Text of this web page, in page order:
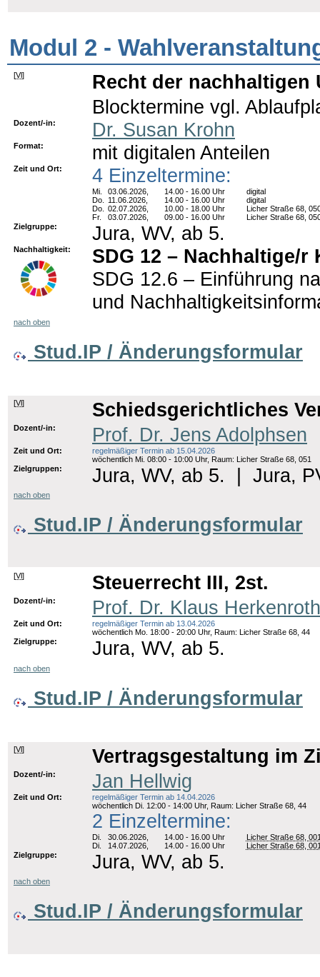
Modul 2 -
[Vl]
Recht der nachhaltigen
Blocktermine vgl.
Dozent/-in: Dr. Susan Krohn
Format: mit digitalen Anteilen
Zeit und Ort: 4 Einzeltermine:
Mi. 03.06.2026, 14.00 - 16.00 Uhr
digital
Do.
11.06.2026, 14.00 - 16.00 Uhr
digital
Do.
02.07.2026, 10.00 - 18.00 Uhr
Licher Straße 68,
Fr.
03.07.2026, 09.00 - 16.00 Uhr
Licher Straße 68,
Zielgruppe:
Jura, WV, ab 5.
Nachhaltigkeit:
SDG 12 – Nachhaltige/
SDG 12.6 – Einführung
und
nach oben
Stud.IP / Änderungsformular
[Vl] Schiedsgerichtliches
Dozent/-in: Prof. Dr. Jens Adolphsen
Zeit und Ort:
regelmäßiger Termin ab 15.04.2026
wöchentlich Mi. 08:00 - 10:00 Uhr, Raum: Licher Straße 68, 051
Zielgruppen:
Jura, WV, ab 5. | Jura,
nach oben
Stud.IP / Änderungsformular
[Vl] Steuerrecht III, 2st.
Dozent/-in: Prof. Dr. Klaus
Zeit und Ort:
regelmäßiger Termin ab 13.04.2026
wöchentlich Mo. 18:00 - 20:00 Uhr, Raum: Licher Straße 68, 44
Zielgruppe:
Jura, WV, ab 5.
nach oben
Stud.IP / Änderungsformular
[Vl] Vertragsgestaltung im
Dozent/-in: Jan Hellwig
Zeit und Ort:
regelmäßiger Termin ab 14.04.2026
wöchentlich Di. 12:00 - 14:00 Uhr, Raum: Licher Straße 68, 44
2 Einzeltermine:
Di. 30.06.2026, 14.00 - 16.00 Uhr
Licher Straße 68,
Di.
14.07.2026, 14.00 - 16.00 Uhr
Licher Straße 68,
Zielgruppe:
Jura, WV, ab 5.
nach oben
Stud.IP / Änderungsformular